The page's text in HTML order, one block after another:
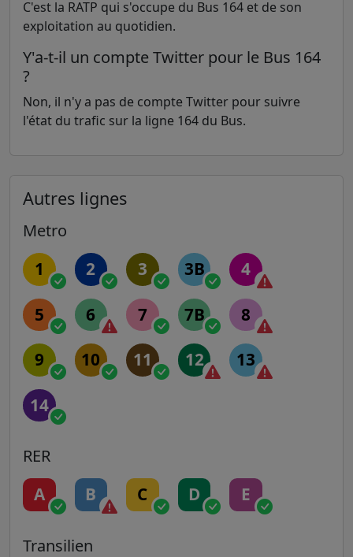
C'est la RATP qui s'occupe du Bus 164 et de son
exploitation au quotidien.
Y'a-t-il un compte Twitter pour le Bus 164
?
Non, il n'y a pas de compte Twitter pour suivre
l'état du trafic sur la ligne 164 du Bus.
Autres lignes
Metro
1 2 3 3B 4
5 6 7 7B 8
9 10 11 12 13
14
RER
A B C D E
Transilien